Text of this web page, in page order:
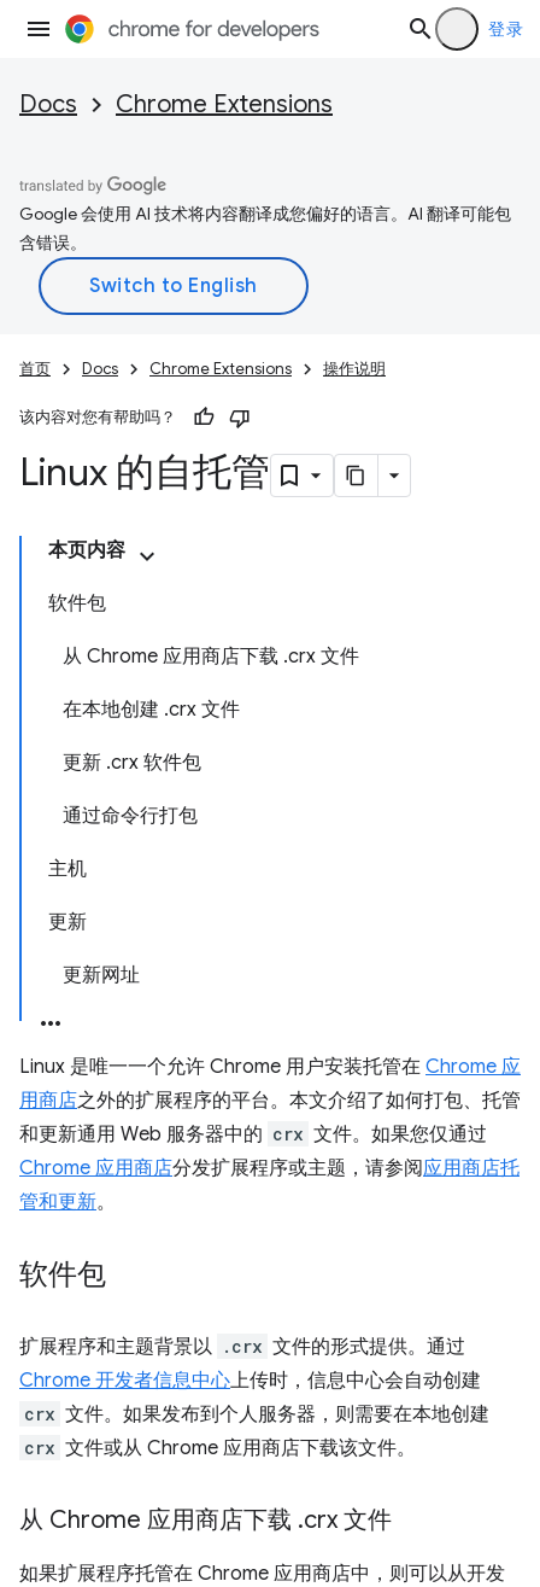
登录
Docs Chrome Extensions
Google 会使用 AI 技术将内容翻译成您偏好的语言。AI 翻译可能包
含错误。
首页 Docs Chrome Extensions 操作说明
该内容对您有帮助吗？
Linux 的自托管
本页内容
软件包
从 Chrome 应用商店下载 .crx 文件
在本地创建 .crx 文件
更新 .crx 软件包
通过命令行打包
主机
更新
更新网址
Linux 是唯一一个允许 Chrome 用户安装托管在 Chrome 应
用商店之外的扩展程序的平台。本文介绍了如何打包、托管
和更新通用 Web 服务器中的 crx 文件。如果您仅通过
Chrome 应用商店分发扩展程序或主题，请参阅应用商店托
管和更新。
软件包
扩展程序和主题背景以 .crx 文件的形式提供。通过
Chrome 开发者信息中心上传时，信息中心会自动创建
crx 文件。如果发布到个人服务器，则需要在本地创建
crx 文件或从 Chrome 应用商店下载该文件。
从 Chrome 应用商店下载 .crx 文件
如果扩展程序托管在 Chrome 应用商店中，则可以从开发